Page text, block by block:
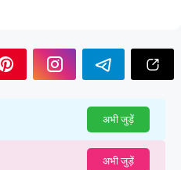
अभी जुड़ें
अभी जुड़ें